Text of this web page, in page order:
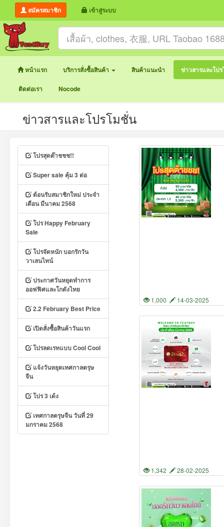
สมัครสมาชิก เข้าสู่ระบบ
หน้าแรก บริการสั่งซื้อสินค้า สินค้าแนะนำ ข่าวสารและโป
ติดต่อเรา Nocode
ข่าวสารและโปรโมชั่น
โปรสุดต๊าชชช!!
Super sale คุ้ม 3 ต่อ
ต้อนรับสมาชิกใหม่ ประจำ
เดือน มีนาคม 2568
โปร Happy February
Sale
โปรจัดหนัก บอกรักวัน
วาเลนไทน์
ประกาศวันหยุดทำการ
ออฟฟิศและโกดังไทย
2.2 February Best Price
เปิดสั่งซื้อสินค้าวันแรก
โปรลดเรทแบบ Cool Cool
แจ้งวันหยุดเทศกาลตรุษ
จีน
โปร 3 เด้ง
เทศกาลตรุษจีน วันที่ 29
มกราคม 2568
1,000 14-03-2025
1,342 28-02-2025